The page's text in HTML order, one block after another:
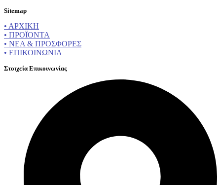
Sitemap
• ΑΡΧΙΚΗ
• ΠΡΟΪΟΝΤΑ
• ΝΕΑ & ΠΡΟΣΦΟΡΕΣ
• ΕΠΙΚΟΙΝΩΝΙΑ
Στοιχεία Επικοινωνίας